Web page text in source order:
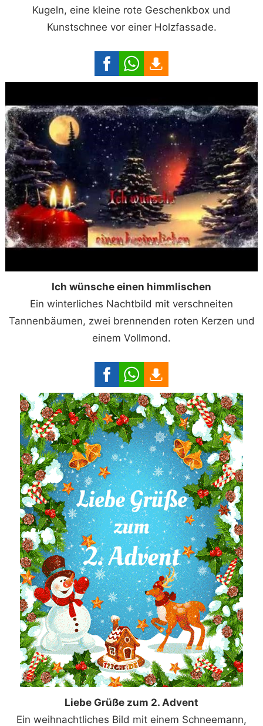
Kugeln, eine kleine rote Geschenkbox und
Kunstschnee vor einer Holzfassade.
Ich wünsche einen himmlischen
Ein winterliches Nachtbild mit verschneiten
Tannenbäumen, zwei brennenden roten Kerzen und
einem Vollmond.
Liebe Grüße zum 2. Advent
Ein weihnachtliches Bild mit einem Schneemann,